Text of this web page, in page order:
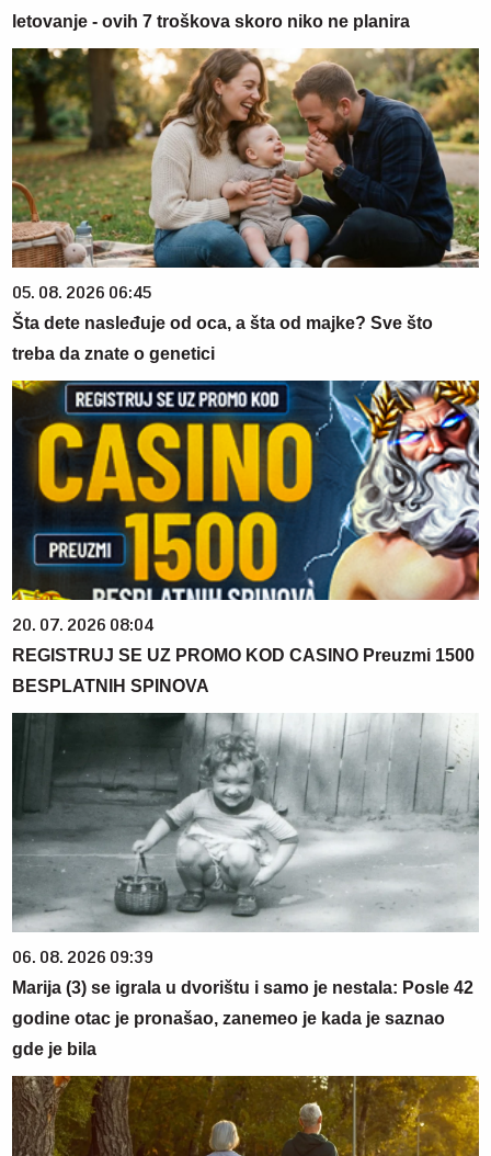
letovanje - ovih 7 troškova skoro niko ne planira
05. 08. 2026 06:45
Šta dete nasleđuje od oca, a šta od majke? Sve što
treba da znate o genetici
20. 07. 2026 08:04
REGISTRUJ SE UZ PROMO KOD CASINO Preuzmi 1500
BESPLATNIH SPINOVA
06. 08. 2026 09:39
Marija (3) se igrala u dvorištu i samo je nestala: Posle 42
godine otac je pronašao, zanemeo je kada je saznao
gde je bila